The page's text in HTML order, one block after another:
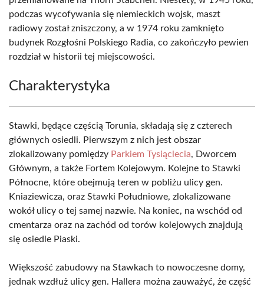
podczas wycofywania się niemieckich wojsk, maszt
radiowy został zniszczony, a w 1974 roku zamknięto
budynek Rozgłośni Polskiego Radia, co zakończyło pewien
rozdział w historii tej miejscowości.
Charakterystyka
Stawki, będące częścią Torunia, składają się z czterech
głównych osiedli. Pierwszym z nich jest obszar
zlokalizowany pomiędzy Parkiem Tysiąclecia, Dworcem
Głównym, a także Fortem Kolejowym. Kolejne to Stawki
Północne, które obejmują teren w pobliżu ulicy gen.
Kniaziewicza, oraz Stawki Południowe, zlokalizowane
wokół ulicy o tej samej nazwie. Na koniec, na wschód od
cmentarza oraz na zachód od torów kolejowych znajdują
się osiedle Piaski.
Większość zabudowy na Stawkach to nowoczesne domy,
jednak wzdłuż ulicy gen. Hallera można zauważyć, że część